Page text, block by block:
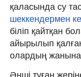
қаласында су
шеккендермен
біліп қайтқан
айырылып
олардың
Әнші туған